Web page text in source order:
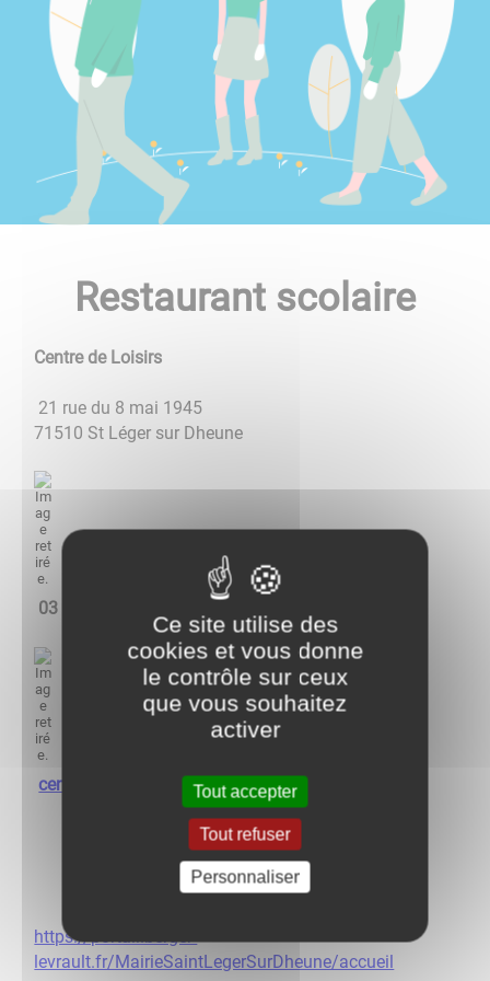
Restaurant scolaire
Centre de Loisirs
21 rue du 8 mai 1945
71510 St Léger sur Dheune
03 85 45 39 91
centredeloisirs@stlegerdheune.fr
Inscription et portail famille :
https://portail.berger-
levrault.fr/MairieSaintLegerSurDheune/accueil
Ce site utilise des
cookies et vous donne
le contrôle sur ceux
que vous souhaitez
activer
Tout accepter
Tout refuser
Personnaliser